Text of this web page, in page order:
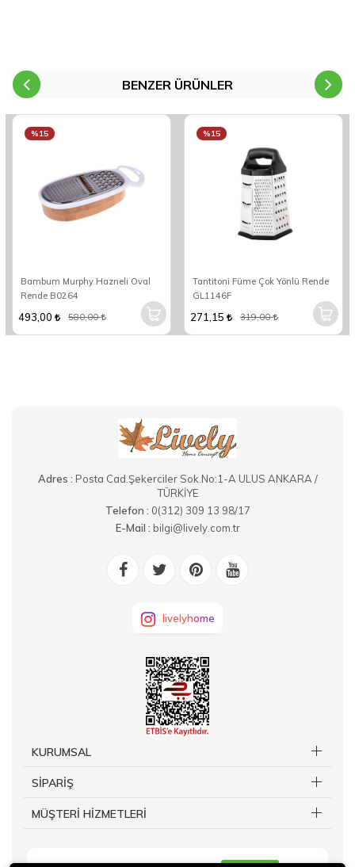
BENZER ÜRÜNLER
Bambum Murphy Hazneli Oval
Rende B0264
%15
493,00 580,00
Tantitoni Füme Çok Yönlü Rende
GL1146F
%15
271,15 319,00
Adres : Posta Cad.Şekerciler Sok.No:1-A ULUS ANKARA /
TÜRKİYE
Telefon : 0(312) 309 13 98/17
E-Mail : bilgi@lively.com.tr
livelyhome
KURUMSAL
SİPARİŞ
MÜŞTERİ HİZMETLERİ